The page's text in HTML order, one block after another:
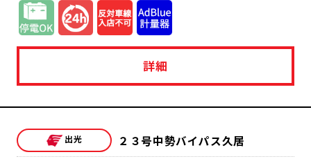
詳細
２３号中勢バイパス久居